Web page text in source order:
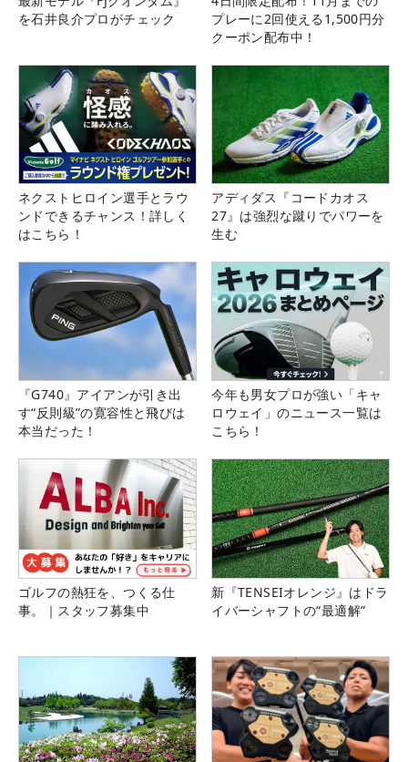
を石井良介プロがチェック
プレーに2回使える1,500円分
クーポン配布中！
ネクストヒロイン選手とラウ
ンドできるチャンス！詳しく
はこちら！
アディダス『コードカオス
27』は強烈な蹴りでパワーを
生む
『G740』アイアンが引き出
す“反則級”の寛容性と飛びは
本当だった！
今年も男女プロが強い「キャ
ロウェイ」のニュース一覧は
こちら！
ゴルフの熱狂を、つくる仕
事。｜スタッフ募集中
新『TENSEIオレンジ』はドラ
イバーシャフトの“最適解”